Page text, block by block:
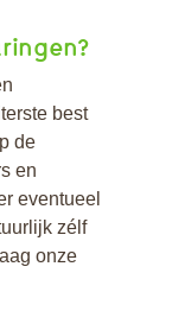
best
de
en
eventueel
zélf
onze